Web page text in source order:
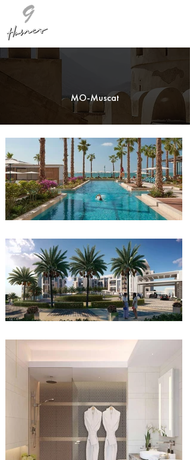
MO-Muscat